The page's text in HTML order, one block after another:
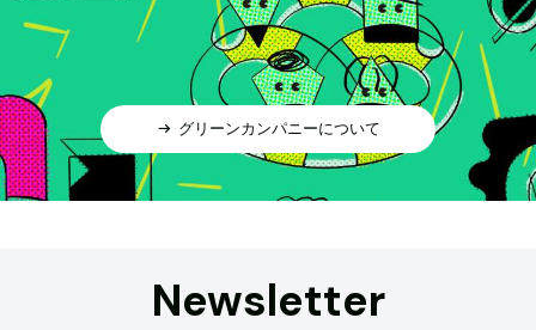
グリーンカンパニーについて
Newsletter